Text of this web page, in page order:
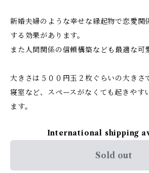
新婚夫婦のような幸せな縁起物で恋愛関
する効果があります。
また人間関係の信頼構築なども最適な可
大きさは５００円玉２枚ぐらいの大きさ
寝室など、スペースがなくても起きやす
ます。
International shipping
Sold out